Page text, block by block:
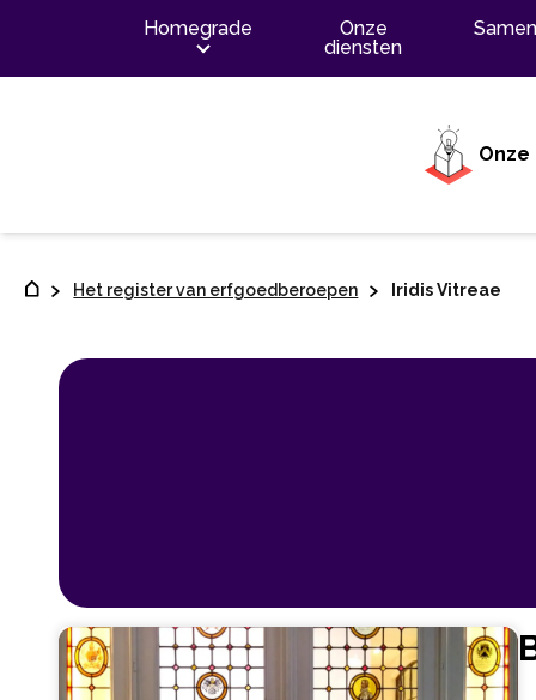
Homegrade
Onze
diensten
Het register van erfgoedberoepen Iridis Vitreae